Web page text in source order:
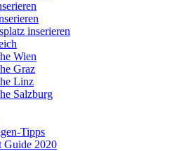
inserieren
Wien
Graz
Linz
Salzburg
Tipps
Guide 2020